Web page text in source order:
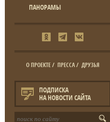
ПАНОРАМЫ
О ПРОЕКТЕ/ ПРЕССА/ ДРУЗЬЯ
ПОДПИСКА
НА НОВОСТИ САЙТА